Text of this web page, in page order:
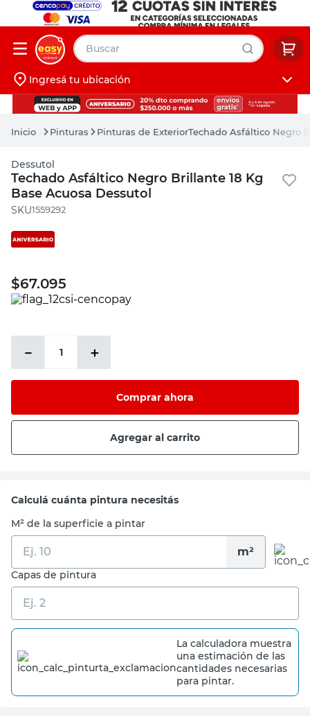
Buscar
Iniciá sesión
Ingresá tu ubicación
Pinturas Pinturas de ExteriorTechado Asfáltico Negro
Dessutol
Techado Asfáltico Negro Brillante 18 Kg
Base Acuosa Dessutol
:1559292
$67.095
＋
－
Comprar ahora
Agregar al carrito
Calculá cuánta pintura necesitás
M² de la superficie a pintar
m²
Capas de pintura
La calculadora muestra
una estimación de las
cantidades necesarias
para pintar.
muebles
pintura
escritorio
puertas
placard